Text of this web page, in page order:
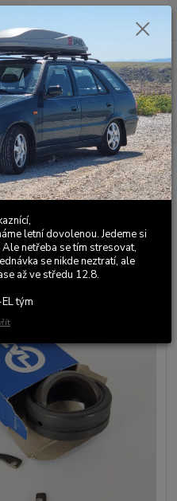
Menu
Hledat
0,00 Kč
Horní uložení
Náhradní sada
letní dovolenou. Jedeme si
netřeba se tím stresovat,
se nikde neztratí, ale
až ve středu 12.8.
tým